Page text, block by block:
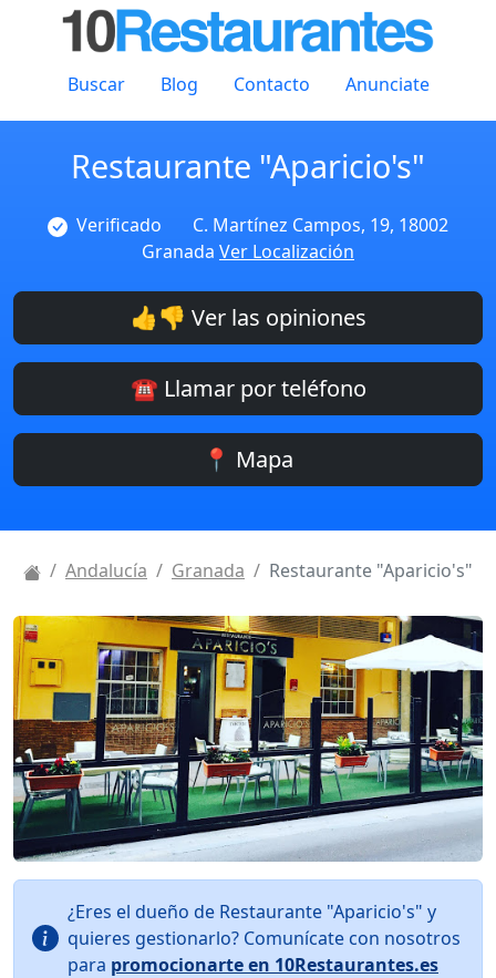
Buscar Blog Contacto Anunciate
Restaurante "Aparicio's"
Verificado
C. Martínez Campos, 19, 18002
Granada Ver Localización
👍👎 Ver las opiniones
☎️ Llamar por teléfono
📍 Mapa
Andalucía Granada Restaurante "Aparicio's"
¿Eres el dueño de Restaurante "Aparicio's" y
quieres gestionarlo? Comunícate con nosotros
para promocionarte en 10Restaurantes.es